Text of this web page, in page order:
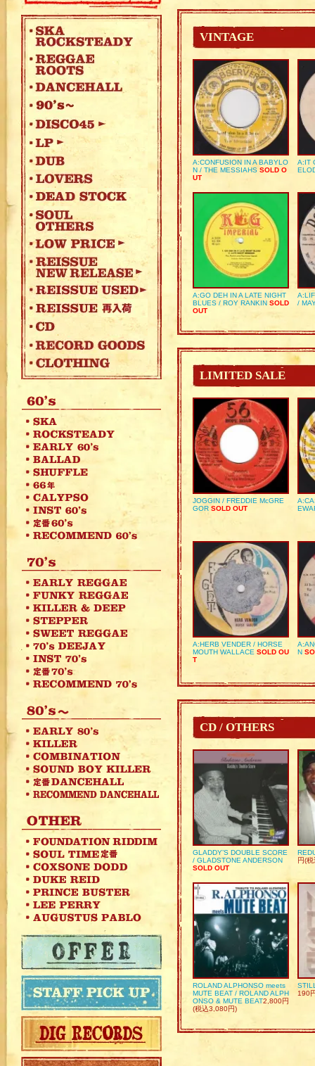
VINTAGE
A:CONFUSION IN A BABYLO
N / THE MESSIAHS SOLD O
UT
A:IT
A:GO DEH IN A LATE NIGHT
BLUES / ROY RANKIN SOLD
OUT
/
LIMITED SALE
JOGGIN / FREDDIE McGRE
GOR SOLD OUT
A:HERB VENDER / HORSE
MOUTH WALLACE SOLD OU
T
N
CD / OTHERS
GLADDY’S DOUBLE SCORE
/ GLADSTONE ANDERSON
SOLD OUT
円(
ROLAND ALPHONSO meets
MUTE BEAT / ROLAND ALPH
ONSO & MUTE BEAT2,800円
(税込3,080円)
190